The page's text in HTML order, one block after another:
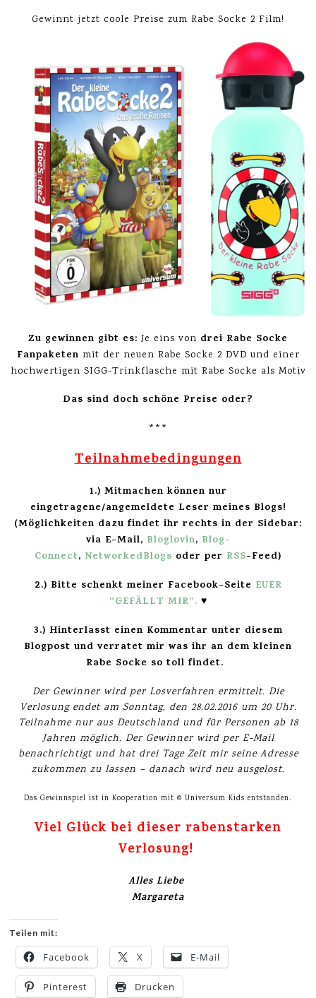
Gewinnt jetzt coole Preise zum Rabe Socke 2 Film!
Zu gewinnen gibt es: Je eins von drei Rabe Socke
Fanpaketen mit der neuen Rabe Socke 2 DVD und einer
hochwertigen SIGG-Trinkflasche mit Rabe Socke als Motiv
Das sind doch schöne Preise oder?
***
Teilnahmebedingungen
1.) Mitmachen können nur
eingetragene/angemeldete Leser meines Blogs!
(Möglichkeiten dazu findet ihr rechts in der Sidebar:
via E-Mail, Bloglovin, Blog-
Connect, NetworkedBlogs oder per RSS-Feed)
2.) Bitte schenkt meiner Facebook-Seite EUER
“GEFÄLLT MIR”. ♥
3.) Hinterlasst einen Kommentar unter diesem
Blogpost und verratet mir was ihr an dem kleinen
Rabe Socke so toll findet.
Der Gewinner wird per Losverfahren ermittelt. Die
Verlosung endet am Sonntag, den 28.02.2016 um 20 Uhr.
Teilnahme nur aus Deutschland und für Personen ab 18
Jahren möglich. Der Gewinner wird per E-Mail
benachrichtigt und hat drei Tage Zeit mir seine Adresse
zukommen zu lassen – danach wird neu ausgelost.
Das Gewinnspiel ist in Kooperation mit © Universum Kids entstanden.
Viel Glück bei dieser rabenstarken
Verlosung!
Alles Liebe
Margareta
Teilen mit:
Facebook X E-Mail
Pinterest Drucken